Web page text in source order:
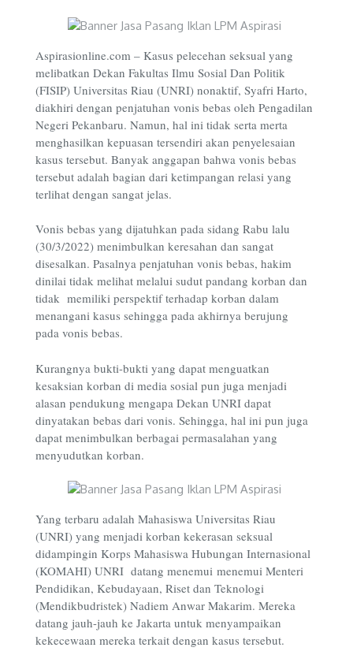
Aspirasionline.com – Kasus pelecehan seksual yang
melibatkan Dekan Fakultas Ilmu Sosial Dan Politik
(FISIP) Universitas Riau (UNRI) nonaktif, Syafri Harto,
diakhiri dengan penjatuhan vonis bebas oleh Pengadilan
Negeri Pekanbaru. Namun, hal ini tidak serta merta
menghasilkan kepuasan tersendiri akan penyelesaian
kasus tersebut. Banyak anggapan bahwa vonis bebas
tersebut adalah bagian dari ketimpangan relasi yang
terlihat dengan sangat jelas.
Vonis bebas yang dijatuhkan pada sidang Rabu lalu
(30/3/2022) menimbulkan keresahan dan sangat
disesalkan. Pasalnya penjatuhan vonis bebas, hakim
dinilai tidak melihat melalui sudut pandang korban dan
tidak memiliki perspektif terhadap korban dalam
menangani kasus sehingga pada akhirnya berujung
pada vonis bebas.
Kurangnya bukti-bukti yang dapat menguatkan
kesaksian korban di media sosial pun juga menjadi
alasan pendukung mengapa Dekan UNRI dapat
dinyatakan bebas dari vonis. Sehingga, hal ini pun juga
dapat menimbulkan berbagai permasalahan yang
menyudutkan korban.
Yang terbaru adalah Mahasiswa Universitas Riau
(UNRI) yang menjadi korban kekerasan seksual
didampingin Korps Mahasiswa Hubungan Internasional
(KOMAHI) UNRI datang menemui menemui Menteri
Pendidikan, Kebudayaan, Riset dan Teknologi
(Mendikbudristek) Nadiem Anwar Makarim. Mereka
datang jauh-jauh ke Jakarta untuk menyampaikan
kekecewaan mereka terkait dengan kasus tersebut.